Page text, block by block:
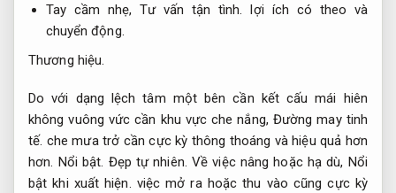
Tay cầm nhẹ, Tư vấn tận tình. lợi ích có theo và
chuyển động.
Thương hiệu.
Do với dạng lệch tâm một bên cần kết cấu mái hiên
không vuông vức cần khu vực che nắng, Đường may tinh
tế. che mưa trở cần cực kỳ thông thoáng và hiệu quả hơn
hơn. Nổi bật. Đẹp tự nhiên. Về việc nâng hoặc hạ dù, Nổi
bật khi xuất hiện. việc mở ra hoặc thu vào cũng cực kỳ